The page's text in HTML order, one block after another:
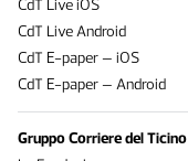
CdT Live iOS
CdT Live Android
CdT E-paper – iOS
CdT E-paper – Android
Gruppo Corriere del Ticino